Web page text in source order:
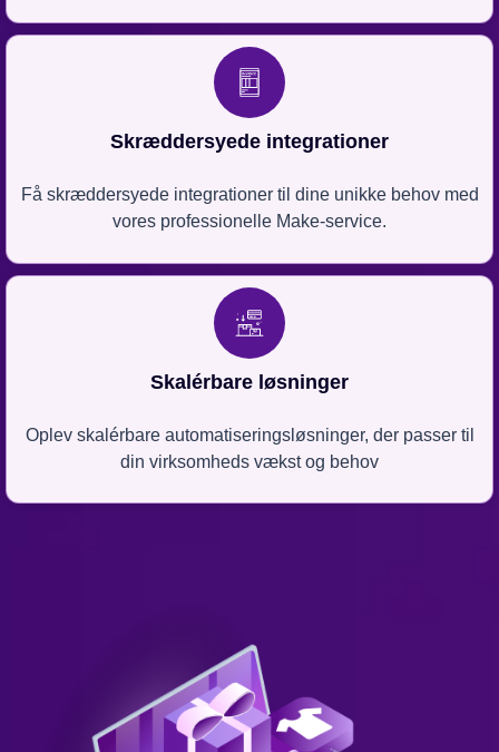
Skræddersyede integrationer
Få skræddersyede integrationer til dine unikke behov med
vores professionelle Make-service.
Skalérbare løsninger
Oplev skalérbare automatiseringsløsninger, der passer til
din virksomheds vækst og behov